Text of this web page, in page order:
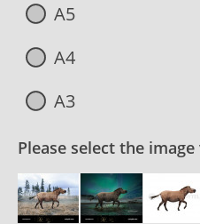
A5
A4
A3
Please select the